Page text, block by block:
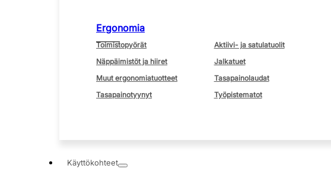
Ergonomia
Toimistopyörät Aktiivi- ja satulatuolit
Näppäimistöt ja hiiret
Jalkatuet
Muut ergonomiatuotteet
Tasapainolaudat
Tasapainotyynyt
Työpistematot
Käyttökohteet